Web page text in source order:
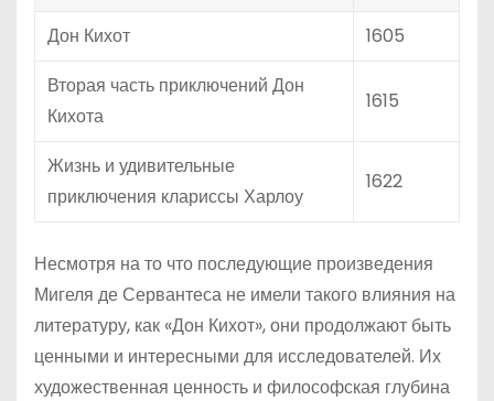
Дон Кихот
1605
Вторая часть приключений Дон
Кихота
1615
Жизнь и удивительные
приключения клариссы Харлоу
1622
Несмотря на то что последующие произведения
Мигеля де Сервантеса не имели такого влияния на
литературу, как «Дон Кихот», они продолжают быть
ценными и интересными для исследователей. Их
художественная ценность и философская глубина